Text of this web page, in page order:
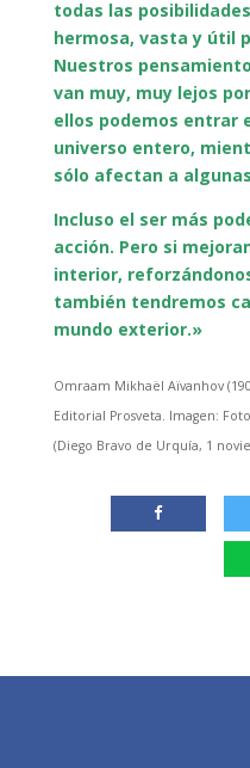
todas las
hermosa, vasta y útil
Nuestros
van muy, muy lejos
ellos podemos entrar
universo entero,
sólo afectan a
Incluso el ser más
acción. Pero si
interior,
también tendremos
mundo exterior.»
Omraam Mikhaël Aïvanhov
Editorial Prosveta. Imagen:
(Diego Bravo de Urquía, 1